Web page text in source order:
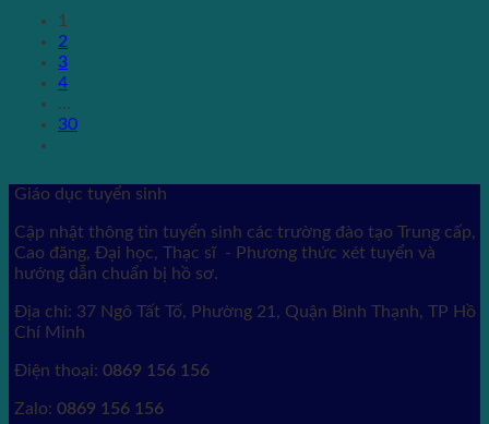
1
2
3
4
…
30
Giáo dục tuyển sinh
Cập nhật thông tin tuyển sinh các trường đào tạo Trung cấp,
Cao đăng, Đại học, Thạc sĩ - Phương thức xét tuyển và
hướng dẫn chuẩn bị hồ sơ.
Địa chỉ: 37 Ngô Tất Tố, Phường 21, Quận Bình Thạnh, TP Hồ
Chí Minh
Điện thoại: 0869 156 156
Zalo: 0869 156 156